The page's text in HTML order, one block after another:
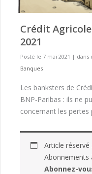
Crédit
2021
Posté le 7 mai 2021 | dans
Banques
Les banksters de
BNP-Paribas : ils ne
concernant les
Article réservé
Abonnements
Abonnez-